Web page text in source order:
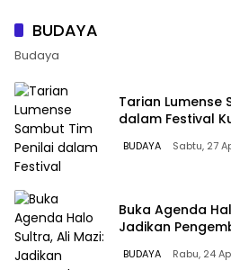
BUDAYA
Budaya
Tarian Lumense
dalam Festival
BUDAYA Sabtu, 27
Buka Agenda
Jadikan
BUDAYA Rabu, 24